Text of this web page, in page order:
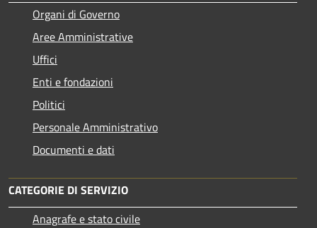
Organi di Governo
Aree Amministrative
Uffici
Enti e fondazioni
Politici
Personale Amministrativo
Documenti e dati
CATEGORIE DI SERVIZIO
Anagrafe e stato civile